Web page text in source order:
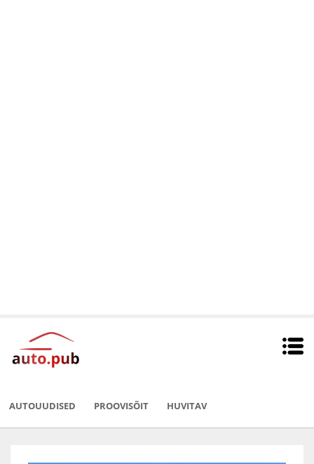
AUTOUUDISED PROOVISÕIT HUVITAV